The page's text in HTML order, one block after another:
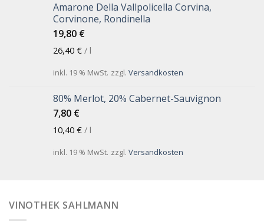
Amarone Della Vallpolicella Corvina,
Corvinone, Rondinella
19,80 €
26,40 € / l
inkl. 19 % MwSt. zzgl. Versandkosten
80% Merlot, 20% Cabernet-Sauvignon
7,80 €
10,40 € / l
inkl. 19 % MwSt. zzgl. Versandkosten
VINOTHEK SAHLMANN